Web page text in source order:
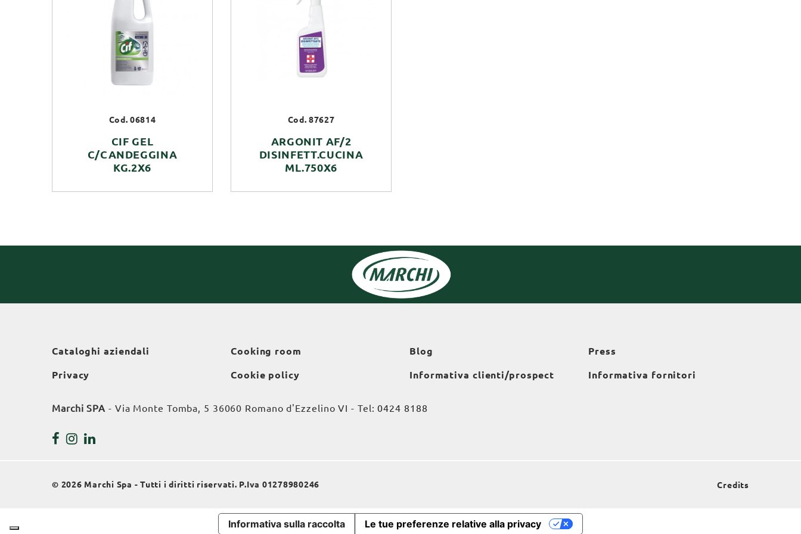
Cod. 06814
CIF GEL
C/CANDEGGINA
KG.2X6
Cod. 87627
ARGONIT AF/2
DISINFETT.CUCINA
ML.750X6
Cataloghi aziendali
Privacy
Cooking room
Cookie policy
Blog
Informativa clienti/prospect
Press
Informativa fornitori
Marchi SPA - Via Monte Tomba, 5 36060 Romano d'Ezzelino VI - Tel:0424 8188
© 2026 Marchi Spa - Tutti i diritti riservati. P.Iva 01278980246 Credits
Informativa sulla raccolta Le tue preferenze relative alla privacy